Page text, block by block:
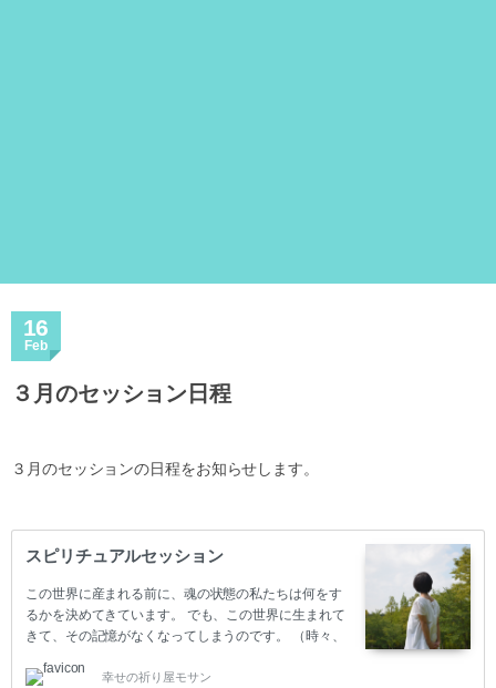
16
Feb
３月のセッション日程
３月のセッションの日程をお知らせします。
スピリチュアルセッション
この世界に産まれる前に、魂の状態の私たちは何をす
るかを決めてきています。 でも、この世界に生まれて
きて、その記憶がなくなってしまうのです。 （時々、
きるにつれて、自分が光の存在であることも、何をし
幸せの祈り屋モサン